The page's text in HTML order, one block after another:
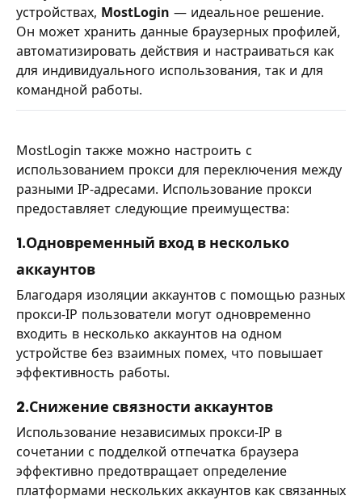
устройствах, MostLogin — идеальное решение.
Он может хранить данные браузерных профилей,
автоматизировать действия и настраиваться как
для индивидуального использования, так и для
командной работы.
MostLogin также можно настроить с
использованием прокси для переключения между
разными IP-адресами. Использование прокси
предоставляет следующие преимущества:
1.Одновременный вход в несколько
аккаунтов
Благодаря изоляции аккаунтов с помощью разных
прокси-IP пользователи могут одновременно
входить в несколько аккаунтов на одном
устройстве без взаимных помех, что повышает
эффективность работы.
2.Снижение связности аккаунтов
Использование независимых прокси-IP в
сочетании с подделкой отпечатка браузера
эффективно предотвращает определение
платформами нескольких аккаунтов как связанных